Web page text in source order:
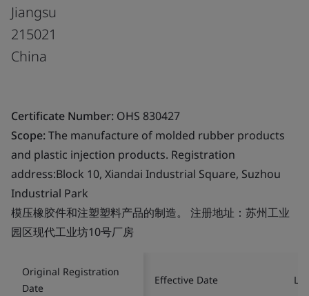
Jiangsu
215021
China
Certificate Number: OHS 830427
Scope:The manufacture of molded rubber products
and plastic injection products. Registration
address:Block 10, Xiandai Industrial Square, Suzhou
Industrial Park
模压橡胶件和注塑塑料产品的制造。 注册地址：苏州工业
园区现代工业坊10号厂房
Original Registration
Date
Effective Date